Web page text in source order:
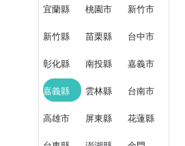
宜蘭縣 桃園市 新竹市
新竹縣 苗栗縣 台中市
彰化縣 南投縣 嘉義市
嘉義縣 雲林縣 台南市
高雄市 屏東縣 花蓮縣